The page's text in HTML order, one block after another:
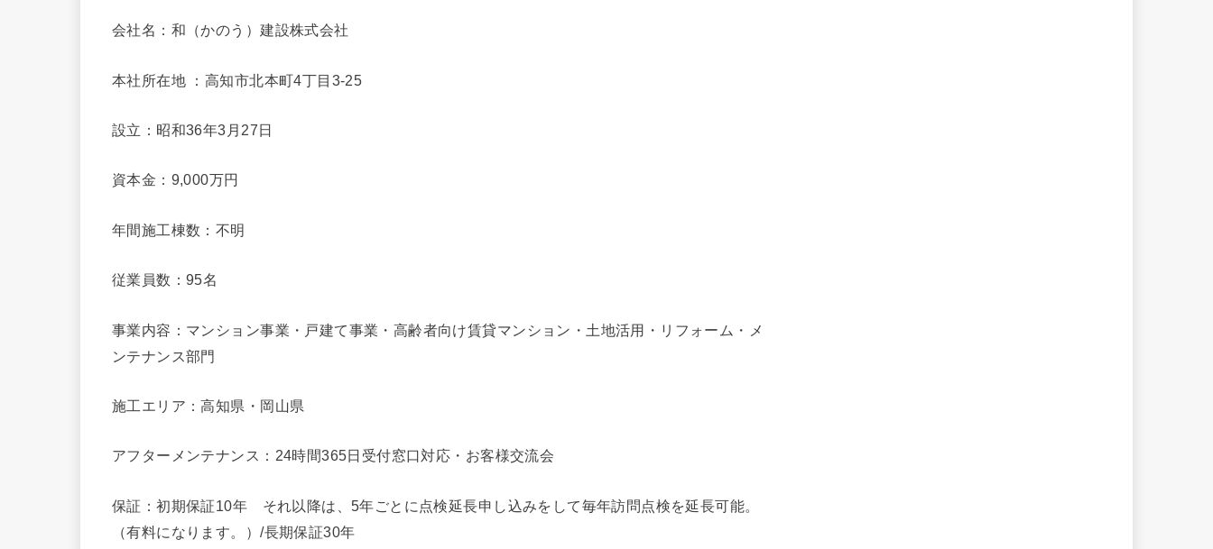
会社名：和（かのう）建設株式会社
本社所在地 ：高知市北本町4丁目3-25
設立：昭和36年3月27日
資本金：9,000万円
年間施工棟数：不明
従業員数：95名
事業内容：マンション事業・戸建て事業・高齢者向け賃貸マンション・土地活用・リフォーム・メ
ンテナンス部門
施工エリア：高知県・岡山県
アフターメンテナンス：24時間365日受付窓口対応・お客様交流会
保証：初期保証10年 それ以降は、5年ごとに点検延長申し込みをして毎年訪問点検を延長可能。
（有料になります。）/長期保証30年